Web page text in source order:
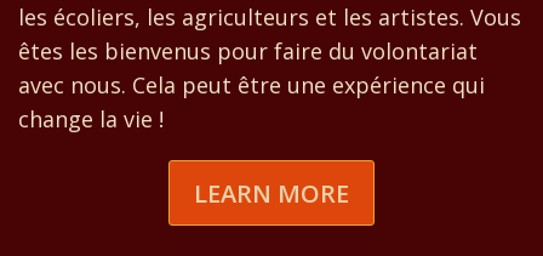
les écoliers, les agriculteurs et les artistes. Vous
êtes les bienvenus pour faire du volontariat
avec nous. Cela peut être une expérience qui
change la vie !
LEARN MORE